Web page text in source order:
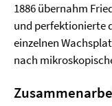
1886 übernahm
und perfektionierte
einzelnen
nach